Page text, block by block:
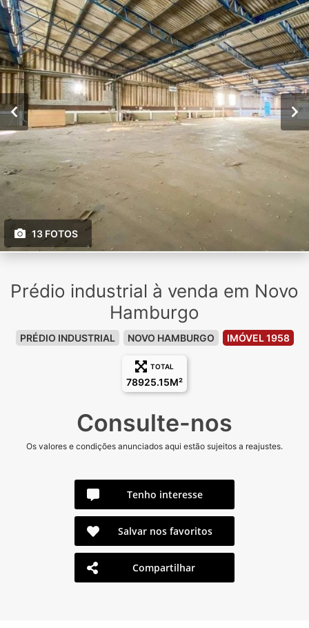
13 FOTOS
Prédio industrial à venda em Novo
Hamburgo
PRÉDIO INDUSTRIAL NOVO HAMBURGO IMÓVEL 1958
TOTAL
78925.15M²
Consulte-nos
Os valores e condições anunciados aqui estão sujeitos a reajustes.
Tenho interesse
Salvar nos favoritos
Compartilhar